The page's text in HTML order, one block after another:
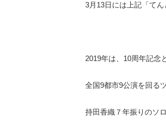
3月13日には上記「て
2019年は、10周年記念
全国9都市9公演を回る
持田香織７年振りのソ